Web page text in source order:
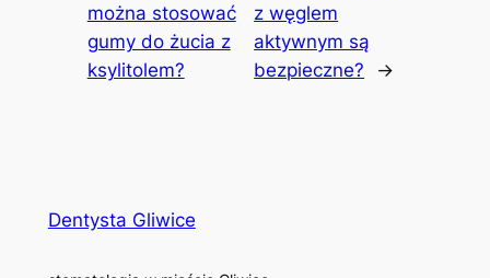
można stosować
gumy do żucia z
ksylitolem?
z węglem
aktywnym są
bezpieczne?
→
Dentysta Gliwice